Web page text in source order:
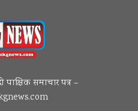
पाक्षिक समाचार पत्र –